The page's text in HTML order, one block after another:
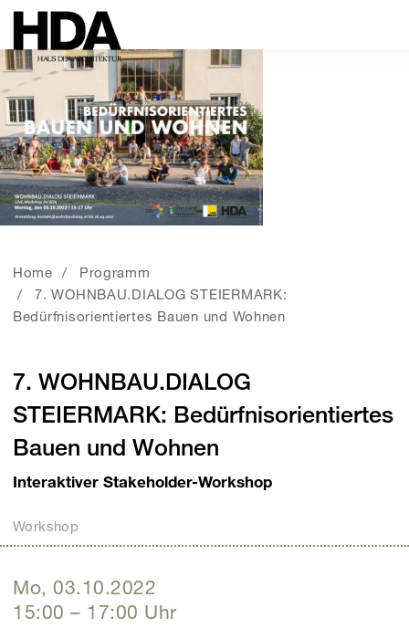
Home
Programm
7. WOHNBAU.DIALOG STEIERMARK:
Bedürfnisorientiertes Bauen und Wohnen
7. WOHNBAU.DIALOG
STEIERMARK: Bedürfnisorientiertes
Bauen und Wohnen
Interaktiver Stakeholder-Workshop
Workshop
Mo, 03.10.2022
15:00 – 17:00 Uhr